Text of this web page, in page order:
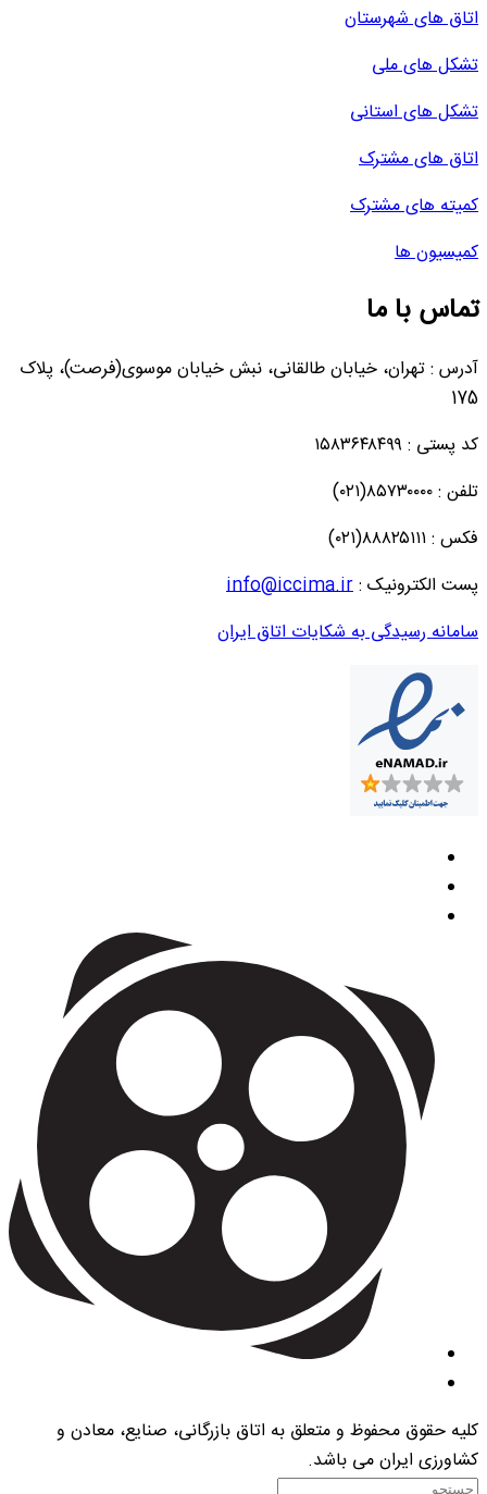
اتاق های شهرستان
تشکل های ملی
تشکل های استانی
اتاق های مشترک
کمیته های مشترک
کمیسیون ها
تماس با ما
آدرس : تهران، خیابان طالقانی، نبش خیابان موسوی(فرصت)، پلاک
175
کد پستی : ۱۵۸۳۶۴۸۴۹۹
تلفن : ۸۵۷۳۰۰۰۰(۰۲۱)
فکس : ۸۸۸۲۵۱۱۱(۰۲۱)
پست الکترونیک :info@iccima.ir
سامانه رسیدگی به شکایات اتاق ایران
کلیه حقوق محفوظ و متعلق به اتاق بازرگانی، صنایع، معادن و
کشاورزی ایران می باشد.